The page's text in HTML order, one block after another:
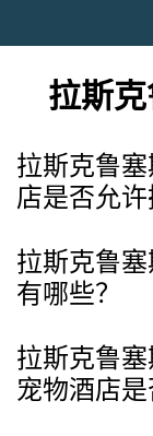
拉斯
拉斯克鲁
店是否允许
拉斯克鲁
有哪些？
拉斯克鲁
宠物酒店